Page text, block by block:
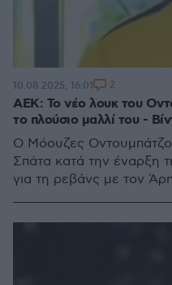
ΑΕΚ: Το νέο λουκ του
το πλούσιο μαλλί του -
Ο Μόουζες
Σπάτα κατά την έναρξη
για τη ρεβάνς με τον
10.08.2025, 16:01 2